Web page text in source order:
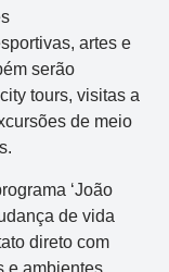
artes e
serão
tours, visitas a
de meio
‘João
de vida
direto com
e ambientes